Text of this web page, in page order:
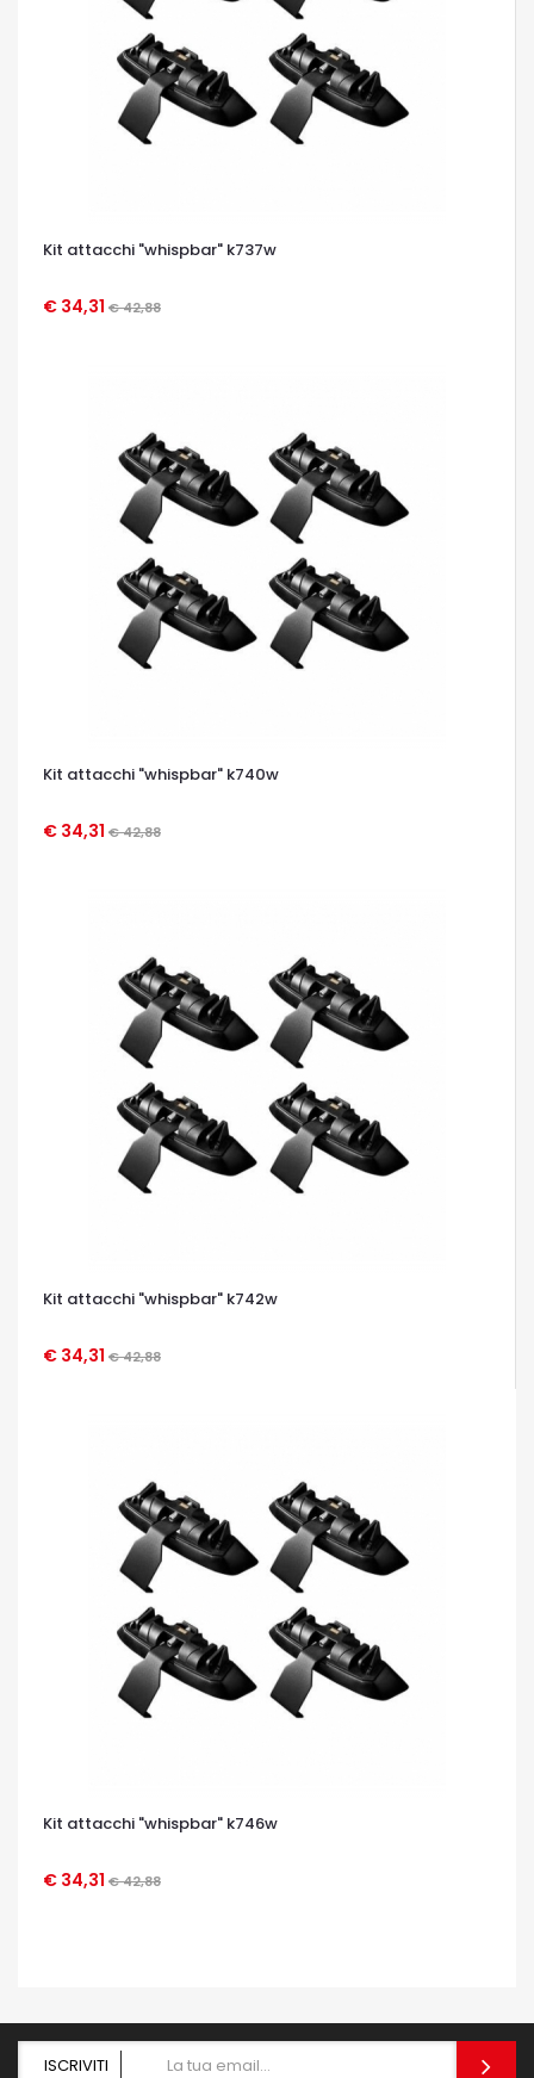
Kit attacchi "whispbar" k737w
€ 34,31 € 42,88
OCCHIATA VELOCE
Kit attacchi "whispbar" k740w
€ 34,31 € 42,88
OCCHIATA VELOCE
Kit attacchi "whispbar" k742w
€ 34,31 € 42,88
OCCHIATA VELOCE
Kit attacchi "whispbar" k746w
€ 34,31 € 42,88
OCCHIATA VELOCE
ISCRIVITI